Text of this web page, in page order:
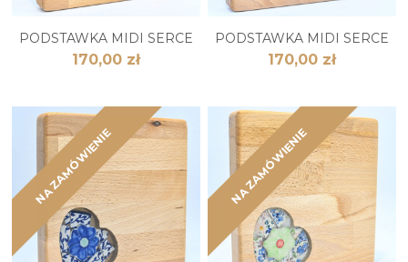
PODSTAWKA MIDI SERCE
170,00 zł
PODSTAWKA MIDI SERCE
170,00 zł
NA ZAMÓWIENIE NA ZAMÓWIENIE